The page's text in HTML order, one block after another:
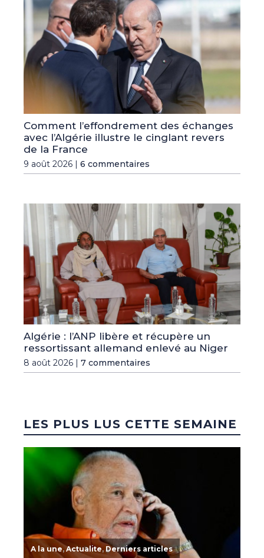
Comment l’effondrement des échanges
avec l’Algérie illustre le cinglant revers
de la France
9 août 2026 | 6 commentaires
Algérie : l’ANP libère et récupère un
ressortissant allemand enlevé au Niger
8 août 2026 | 7 commentaires
LES PLUS LUS CETTE SEMAINE